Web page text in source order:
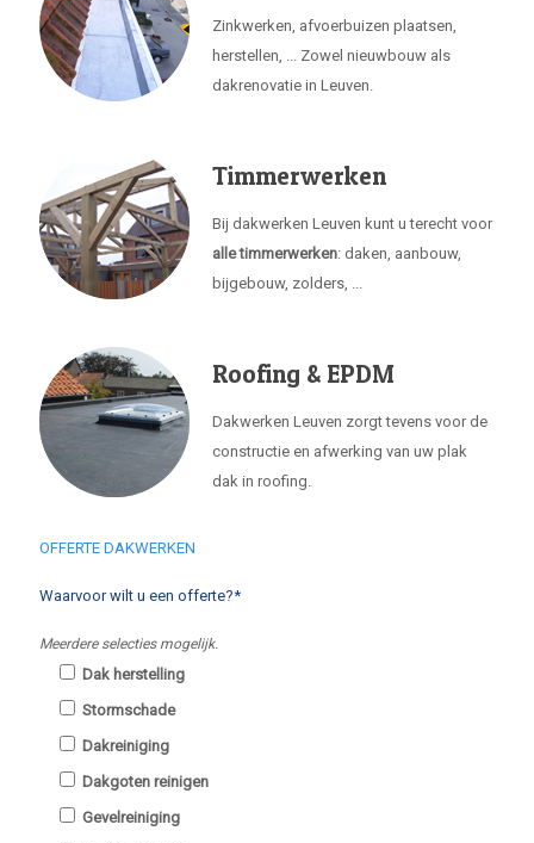
Zinkwerken, afvoerbuizen plaatsen,
herstellen, ... Zowel nieuwbouw als
dakrenovatie in Leuven.
Timmerwerken
Bij dakwerken Leuven kunt u terecht voor
alle timmerwerken: daken, aanbouw,
bijgebouw, zolders, ...
Roofing & EPDM
Dakwerken Leuven zorgt tevens voor de
constructie en afwerking van uw plak
dak in roofing.
OFFERTE DAKWERKEN
Waarvoor wilt u een offerte?*
Meerdere selecties mogelijk.
Dak herstelling
Stormschade
Dakreiniging
Dakgoten reinigen
Gevelreiniging